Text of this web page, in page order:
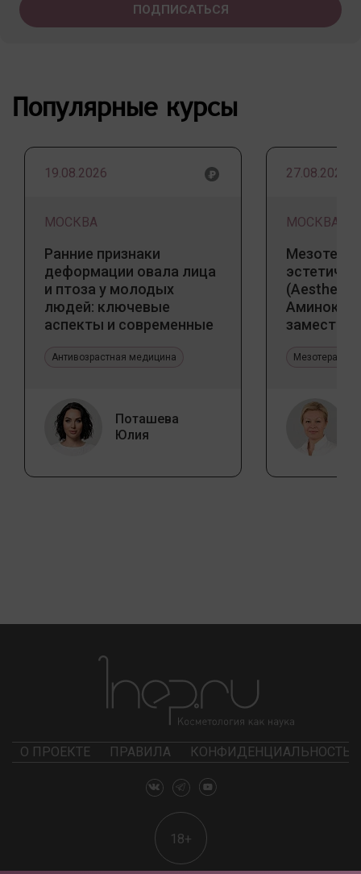
Популярные курсы
19.08.2026
МОСКВА
Ранние признаки
деформации овала лица
и птоза у молодых
людей: ключевые
аспекты и современные
Антивозрастная медицина
Поташева
Юлия
27.08.2026
МОСКВА
(Aesthetic
Мезотерапия
О ПРОЕКТЕ ПРАВИЛА КОНФИДЕНЦИАЛЬНОСТЬ
18+